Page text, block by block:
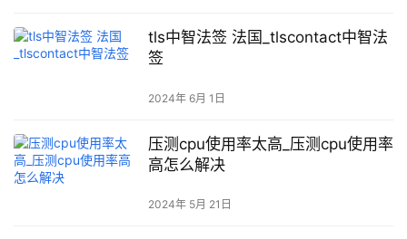
tls中智法签 法国_tlscontact中智法
签
2024年 6月 1日
压测cpu使用率太高_压测cpu使用率
高怎么解决
2024年 5月 21日